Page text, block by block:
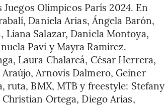
Olímpicos París 2024. En
Daniela Arias, Ángela Barón,
Liana Salazar, Daniela Montoya,
Pavi y Mayra Ramírez.
Laura Chalarcá, César Herrera,
Arnovis Dalmero, Geiner
ruta, BMX, MTB y freestyle: Stefany
Ortega, Diego Arias,